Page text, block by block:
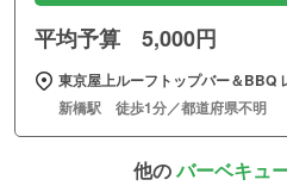
平均予算 5,000円
東京屋上ルーフトップバー＆BBQ
新橋駅 徒歩1分／都道府県不明
他のバーベキュ